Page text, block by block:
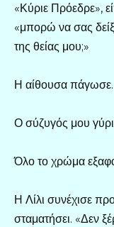
«Κύριε Πρόεδρε»,
«μπορώ να σας
της θείας μου;»
Η αίθουσα πάγωσε.
Ο σύζυγός μου
Όλο το χρώμα
Η Λίλι συνέχισε
σταματήσει. «Δεν